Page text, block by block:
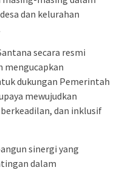
dan kelurahan
secara resmi
mengucapkan
dukungan Pemerintah
mewujudkan
dan inklusif
sinergi yang
dalam